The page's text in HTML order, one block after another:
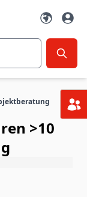
>10